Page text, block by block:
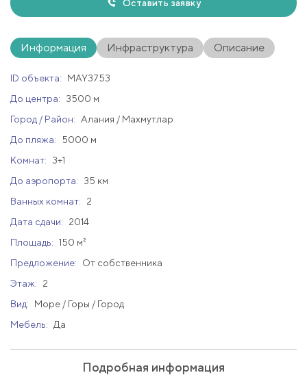
Оставить заявку
Информация Инфраструктура Описание
ID объекта:
MAY3753
До центра:
3500 м
Город / Район:
Алания / Махмутлар
До пляжа:
5000 м
Комнат:
3+1
До аэропорта:
35 км
Ванных комнат:
2
Дата сдачи:
2014
Площадь: 150 м²
Предложение:
От собственника
Этаж:
2
Вид:
Море / Горы / Город
Мебель:
Да
Подробная информация